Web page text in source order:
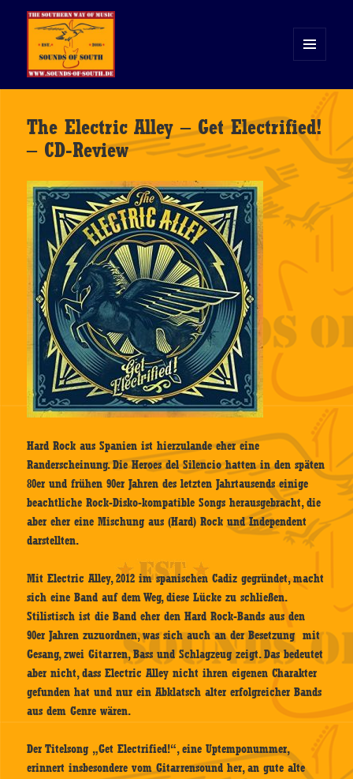
WIDGETS
The Electric Alley – Get Electrified!
– CD-Review
Hard Rock aus Spanien ist hierzulande eher eine
Randerscheinung. Die Heroes del Silencio hatten in den späten
80er und frühen 90er Jahren des letzten Jahrtausends einige
beachtliche Rock-Disko-kompatible Songs herausgebracht, die
aber eher eine Mischung aus (Hard) Rock und Independent
darstellten.
Mit Electric Alley, 2012 im spanischen Cadiz gegründet, macht
sich eine Band auf dem Weg, diese Lücke zu schließen.
Stilistisch ist die Band eher den Hard Rock-Bands aus den
90er Jahren zuzuordnen, was sich auch an der Besetzung mit
Gesang, zwei Gitarren, Bass und Schlagzeug zeigt. Das bedeutet
aber nicht, dass Electric Alley nicht ihren eigenen Charakter
gefunden hat und nur ein Abklatsch alter erfolgreicher Bands
aus dem Genre wären.
Der Titelsong „Get Electrified!“, eine Uptemponummer,
erinnert insbesondere vom Gitarrensound her, an gute alte